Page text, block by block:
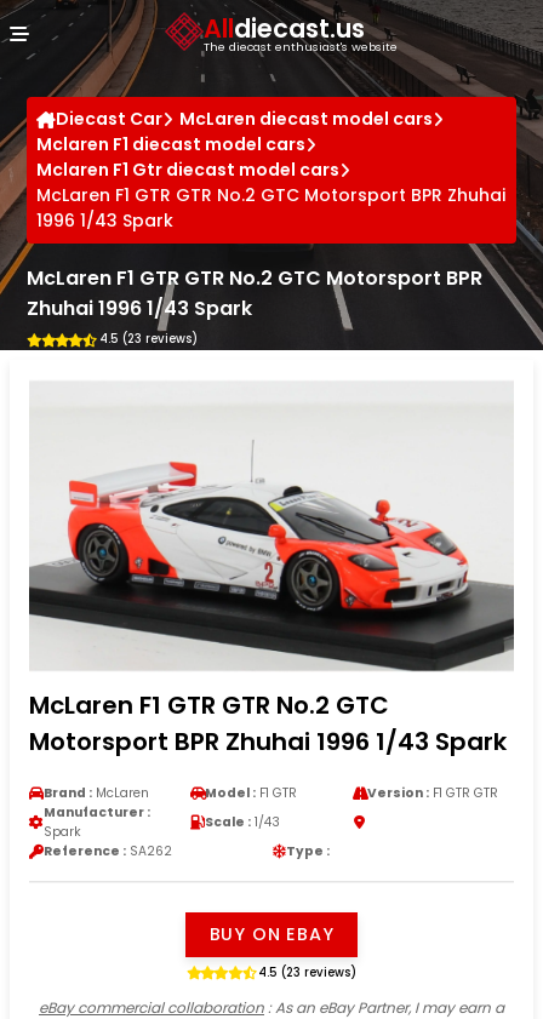
Alldiecast.us
The diecast enthusiast's website
Diecast Car
McLaren diecast model cars
Mclaren F1 diecast model cars
Mclaren F1 Gtr diecast model cars
McLaren F1 GTR GTR No.2 GTC Motorsport BPR Zhuhai
1996 1/43 Spark
McLaren F1 GTR GTR No.2 GTC Motorsport BPR
Zhuhai 1996 1/43 Spark
4.5 (23 reviews)
McLaren F1 GTR GTR No.2 GTC
Motorsport BPR Zhuhai 1996 1/43 Spark
Brand : McLaren Model : F1 GTR Version :F1 GTR GTR
Manufacturer :
Spark
Scale : 1/43
Reference : SA262 Type :
BUY ON EBAY
4.5 (23 reviews)
eBay commercial collaboration: As an eBay Partner, I may earn a
Cookies management panel